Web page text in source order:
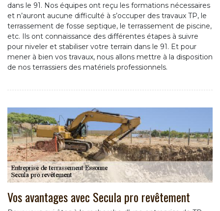
dans le 91. Nos équipes ont reçu les formations nécessaires
et n’auront aucune difficulté à s’occuper des travaux TP, le
terrassement de fosse septique, le terrassement de piscine,
etc. Ils ont connaissance des différentes étapes à suivre
pour niveler et stabiliser votre terrain dans le 91. Et pour
mener à bien vos travaux, nous allons mettre à la disposition
de nos terrassiers des matériels professionnels.
Vos avantages avec Secula pro revêtement